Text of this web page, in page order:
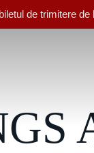
de trimitere